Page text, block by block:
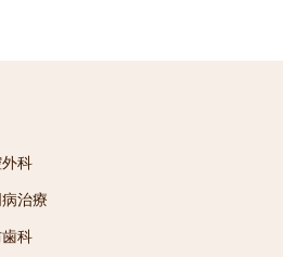
科
治療
科